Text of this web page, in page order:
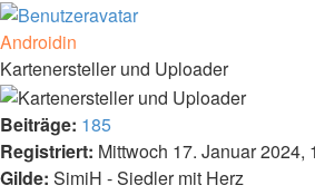
Androidin
Kartenersteller und Uploader
Beiträge: 185
Registriert: Mittwoch 17. Januar 2024,
Gilde: SimiH - Siedler mit Herz